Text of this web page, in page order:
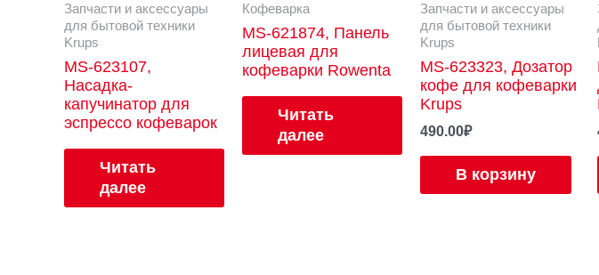
Запчасти и аксессуары
для бытовой техники
Krups
MS-623107,
Насадка-
капучинатор для
эспрессо кофеварок
Читать
далее
Кофеварка
MS-621874, Панель
лицевая для
кофеварки Rowenta
Читать
далее
Запчасти и аксессуары
для бытовой техники
Krups
MS-623323, Дозатор
кофе для кофеварки
Krups
490.00₽
В корзину